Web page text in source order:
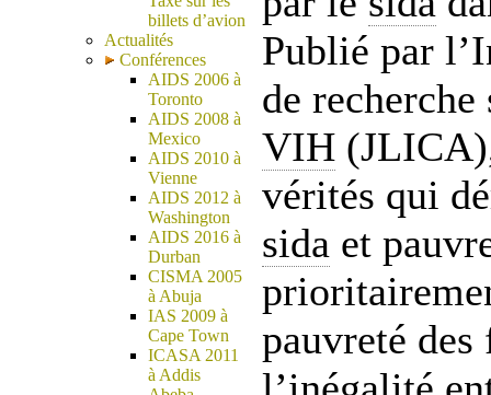
billets d’avion
Actualités
Conférences
AIDS 2006 à
Toronto
AIDS 2008 à
Mexico
AIDS 2010 à
Vienne
AIDS 2012 à
Washington
AIDS 2016 à
Durban
CISMA 2005
à Abuja
IAS 2009 à
Cape Town
ICASA 2011
à Addis
Publié par
de
VIH
vérités qui
sida et
pauvreté